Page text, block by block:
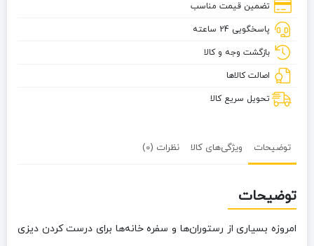
تضمین قیمت مناسب
پاسخگویی 24 ساعته
بازگشت وجه و کالا
اصالت کالاها
تحویل سریع کالا
توضیحات ویژگی‌های کالا نظرات (0)
توضیحات
امروزه بسیاری از رستوران‌‌ها و سفره خانه‌‌ها برای درست کردن دیزی